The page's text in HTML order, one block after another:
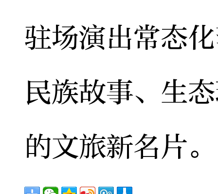
驻场演出常态
民族故事、生
的文旅新名片